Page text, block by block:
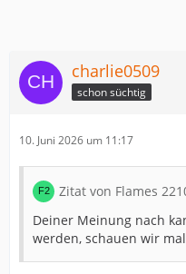
charlie0509
schon süchtig
10. Juni 2026 um 11:17
Zitat von Flames
Deiner Meinung nach
werden, schauen wir